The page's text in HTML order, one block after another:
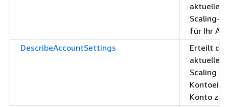
aktuellen
Scaling-
für Ihr
DescribeAccountSettings
Erteilt die
aktuellen
Scaling
Konto zu